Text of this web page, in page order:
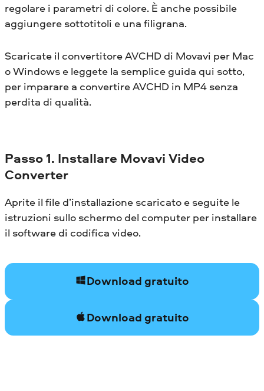
regolare i parametri di colore. È anche possibile
aggiungere sottotitoli e una filigrana.
Scaricate il convertitore AVCHD di Movavi per Mac
o Windows e leggete la semplice guida qui sotto,
per imparare a convertire AVCHD in MP4 senza
perdita di qualità.
Passo 1. Installare Movavi Video
Converter
Aprite il file d’installazione scaricato e seguite le
istruzioni sullo schermo del computer per installare
il software di codifica video.
Download gratuito
Download gratuito